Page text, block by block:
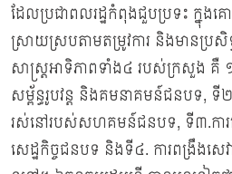
ដែលប្រជាពលរដ្ឋកំពុងជួបប្រទះ ក្នុ
ស្រាយស្របតាមតម្រូវការ និងមានប្រសិទ្
សាស្ដ្រអាទិភាពទាំង៤ របស់ក្រសួង គឺ ១.
សម្ព័ន្ធរូបវន្ត និងគមនាគមន៍ជនបទ, ទី
រស់នៅរបស់សហគមន៍ជនបទ, ទី៣.ការធ្
សេដ្ឋកិច្ចជនបទ និងទី៤. ការពង្រឹងសេវ